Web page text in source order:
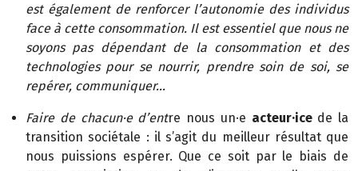
est également de renforcer l’autonomie des individus
face à cette consommation. Il est essentiel que nous ne
soyons pas dépendant de la consommation et des
technologies pour se nourrir, prendre soin de soi, se
repérer, communiquer…
Faire de chacun·e d’entre nous un·e acteur·icede la
transition sociétale : il s’agit du meilleur résultat que
nous puissions espérer. Que ce soit par le biais de